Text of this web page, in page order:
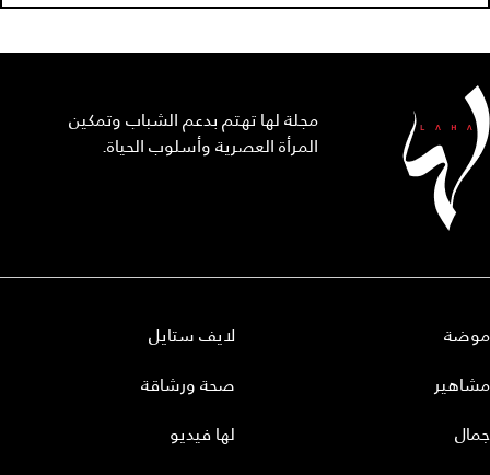
مجلة لها تهتم بدعم الشباب وتمكين
المرأة العصرية وأسلوب الحياة.
موضة
مشاهير
جمال
لايف ستايل
صحة ورشاقة
لها فيديو